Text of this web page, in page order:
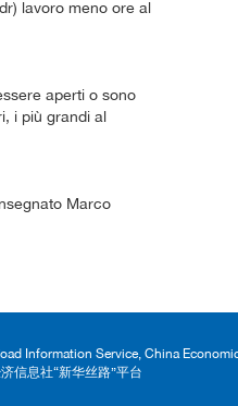
lavoro meno ore al
aperti o sono
i più grandi al
Marco
Information Service, China
信息社“新华丝路”平台